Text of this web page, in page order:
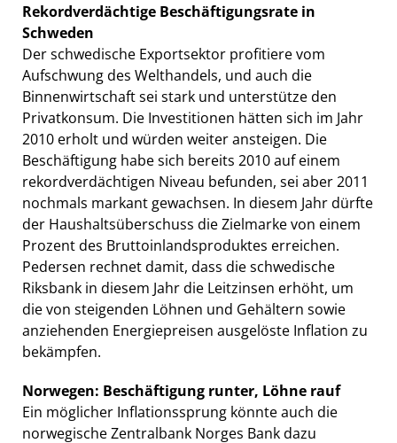
Rekordverdächtige Beschäftigungsrate in
Schweden
Der schwedische Exportsektor profitiere vom
Aufschwung des Welthandels, und auch die
Binnenwirtschaft sei stark und unterstütze den
Privatkonsum. Die Investitionen hätten sich im Jahr
2010 erholt und würden weiter ansteigen. Die
Beschäftigung habe sich bereits 2010 auf einem
rekordverdächtigen Niveau befunden, sei aber 2011
nochmals markant gewachsen. In diesem Jahr dürfte
der Haushaltsüberschuss die Zielmarke von einem
Prozent des Bruttoinlandsproduktes erreichen.
Pedersen rechnet damit, dass die schwedische
Riksbank in diesem Jahr die Leitzinsen erhöht, um
die von steigenden Löhnen und Gehältern sowie
anziehenden Energiepreisen ausgelöste Inflation zu
bekämpfen.
Norwegen: Beschäftigung runter, Löhne rauf
Ein möglicher Inflationssprung könnte auch die
norwegische Zentralbank Norges Bank dazu